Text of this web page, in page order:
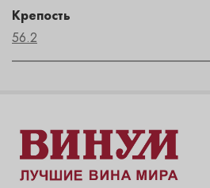
Крепость
56.2